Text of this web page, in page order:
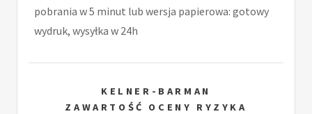
pobrania w 5 minut lub wersja papierowa: gotowy
wydruk, wysyłka w 24h
KELNER-BARMAN
ZAWARTOŚĆ OCENY RYZYKA